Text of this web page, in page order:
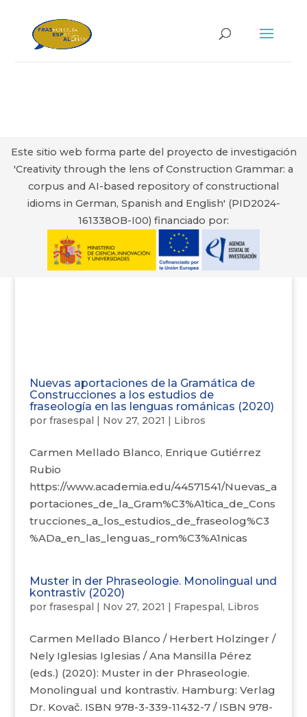
Este sitio web forma parte del proyecto de investigación
'Creativity through the lens of Construction Grammar: a
corpus and AI-based repository of constructional
idioms in German, Spanish and English' (PID2024-
161338OB-I00) financiado por:
Nuevas aportaciones de la Gramática de
Construcciones a los estudios de
fraseología en las lenguas románicas (2020)
por frasespal | Nov 27, 2021 | Libros
Carmen Mellado Blanco, Enrique Gutiérrez
Rubio
https://www.academia.edu/44571541/Nuevas_a
portaciones_de_la_Gram%C3%A1tica_de_Cons
trucciones_a_los_estudios_de_fraseolog%C3
%ADa_en_las_lenguas_rom%C3%A1nicas
Muster in der Phraseologie. Monolingual und
kontrastiv (2020)
por frasespal | Nov 27, 2021 | Frapespal, Libros
Carmen Mellado Blanco / Herbert Holzinger /
Nely Iglesias Iglesias / Ana Mansilla Pérez
(eds.) (2020): Muster in der Phraseologie.
Monolingual und kontrastiv. Hamburg: Verlag
Dr. Kovač. ISBN 978-3-339-11432-7 / ISBN 978-